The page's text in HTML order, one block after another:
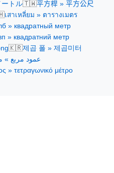
トル🇹🇼平方桿 » 平方公尺
เสาเหลี่ยม » ตารางเมตร
» квадратный метр
» квадратний метр
🇰🇷제곱 폴 » 제곱미터
عمود مربع »
» τετραγωνικό μέτρο